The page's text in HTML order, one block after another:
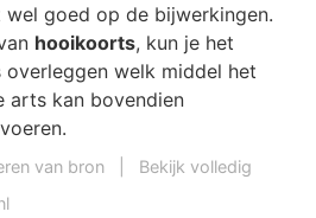
goed op de bijwerkingen.
hooikoorts, kun je het
welk middel het
arts kan bovendien
van bron
Bekijk volledig